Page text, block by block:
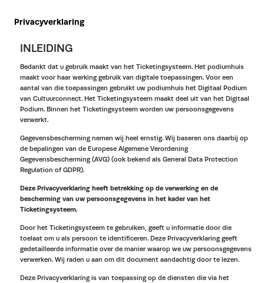
Privacyverklaring
INLEIDING
Bedankt dat u gebruik maakt van het Ticketingsysteem. Het podiumhuis
maakt voor haar werking gebruik van digitale toepassingen. Voor een
aantal van die toepassingen gebruikt uw podiumhuis het Digitaal Podium
van Cultuurconnect. Het Ticketingsysteem maakt deel uit van het Digitaal
Podium. Binnen het Ticketingsysteem worden uw persoonsgegevens
verwerkt.
Gegevensbescherming nemen wij heel ernstig. Wij baseren ons daarbij op
de bepalingen van de Europese Algemene Verordening
Gegevensbescherming (AVG) (ook bekend als General Data Protection
Regulation of GDPR).
Deze Privacyverklaring heeft betrekking op de verwerking en de
bescherming van uw persoonsgegevens in het kader van het
Ticketingsysteem.
Door het Ticketingsysteem te gebruiken, geeft u informatie door die
toelaat om u als persoon te identificeren. Deze Privacyverklaring geeft
gedetailleerde informatie over de manier waarop we uw persoonsgegevens
verwerken. Wij raden u aan om dit document aandachtig door te lezen.
Deze Privacyverklaring is van toepassing op de diensten die via het